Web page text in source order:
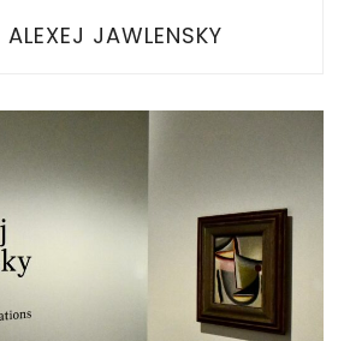
ALEXEJ JAWLENSKY